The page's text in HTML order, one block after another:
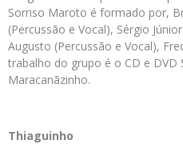
Sorriso Maroto é formado por,
(Percussão e Vocal), Sérgio
Augusto (Percussão e Vocal),
trabalho do grupo é o CD e DVD
Maracanãzinho.
Thiaguinho